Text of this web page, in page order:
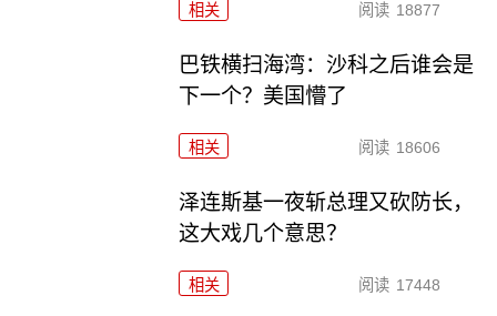
相关 阅读 18877
巴铁横扫海湾：沙科之后谁会是
下一个？美国懵了
相关 阅读 18606
泽连斯基一夜斩总理又砍防长，
这大戏几个意思？
相关 阅读 17448